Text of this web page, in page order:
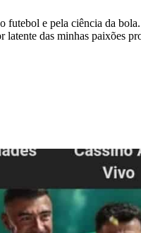
futebol e pela ciência da
latente das minhas paixões